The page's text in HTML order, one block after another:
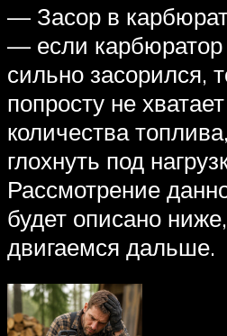
— Засор в
— если
сильно засорился,
попросту не
количества
глохнуть под
Рассмотрение
будет описано
двигаемся дальше.